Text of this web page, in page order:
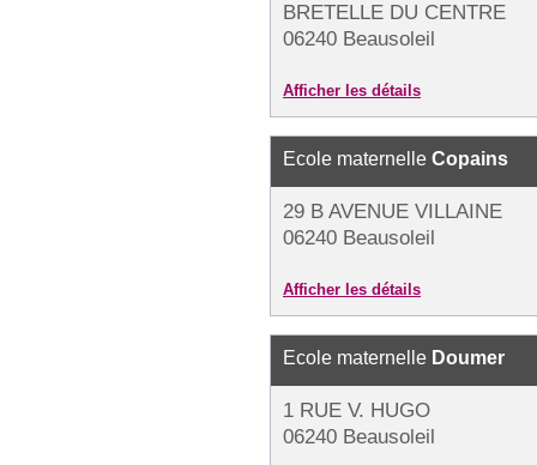
BRETELLE DU CENTRE
06240 Beausoleil
Afficher les détails
Ecole maternelle Copains
29 B AVENUE VILLAINE
06240 Beausoleil
Afficher les détails
Ecole maternelle Doumer
1 RUE V. HUGO
06240 Beausoleil